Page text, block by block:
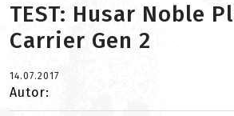
TEST: Husar Noble
Carrier Gen 2
14.07.2017
Autor: